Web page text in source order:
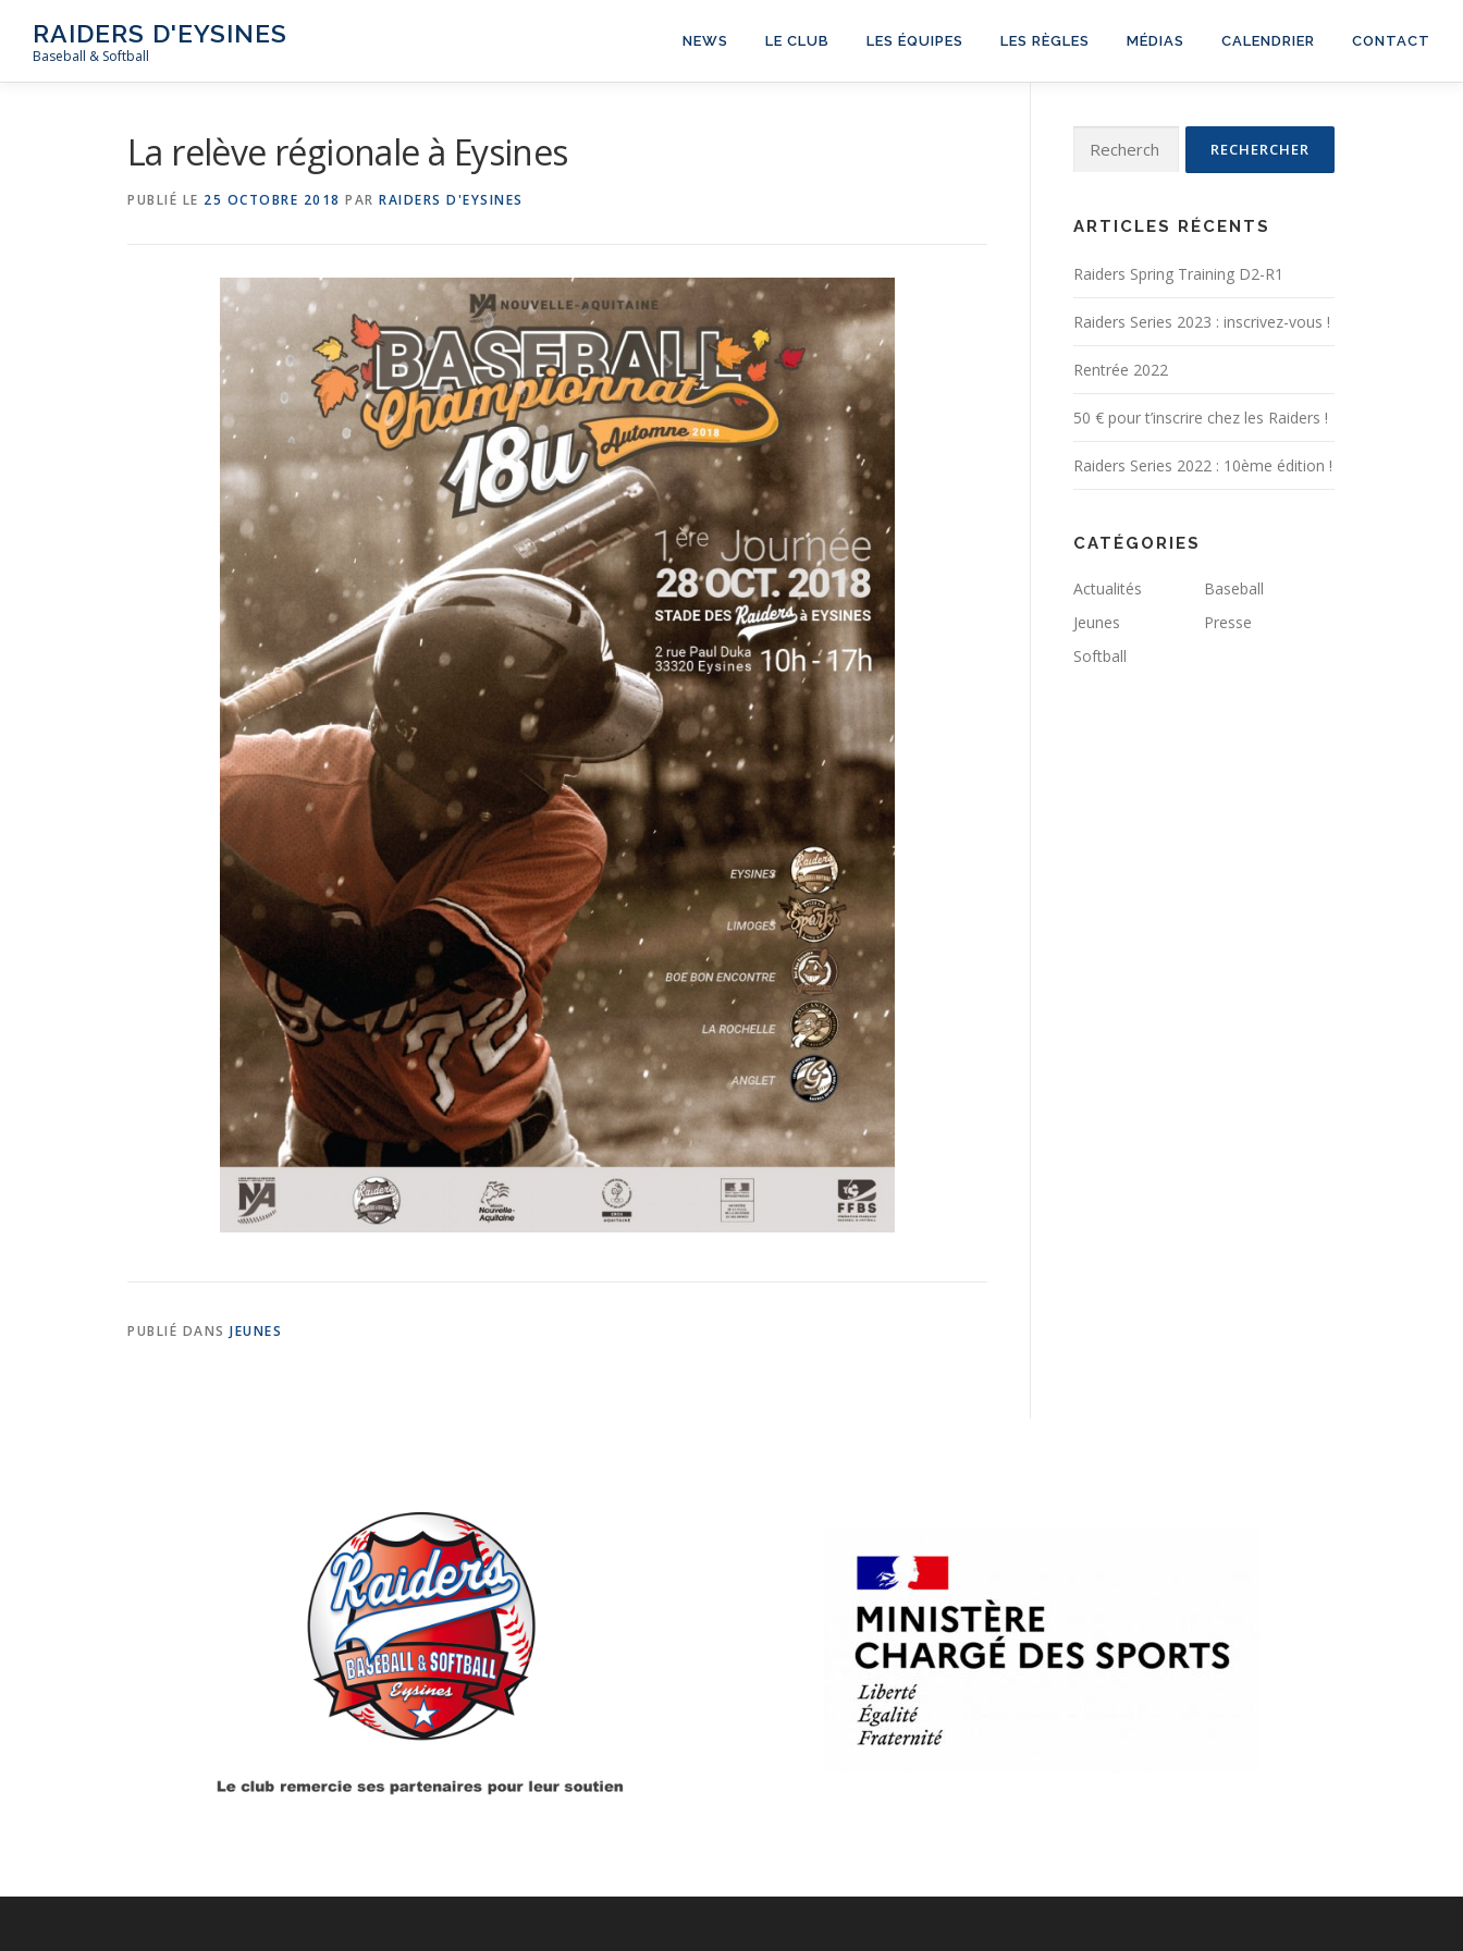
contenu
RAIDERS D'EYSINES
Baseball & Softball
NEWS LE CLUB LES ÉQUIPES LES RÈGLES MÉDIAS CALENDRIER CONTACT
La relève régionale à Eysines
PUBLIÉ LE 25 OCTOBRE 2018 PAR RAIDERS D'EYSINES
PUBLIÉ DANS JEUNES
ARTICLES RÉCENTS
Raiders Spring Training D2-R1
Raiders Series 2023 : inscrivez-vous !
Rentrée 2022
50 € pour t’inscrire chez les Raiders !
Raiders Series 2022 : 10ème édition !
CATÉGORIES
Actualités
Baseball
Jeunes
Presse
Softball